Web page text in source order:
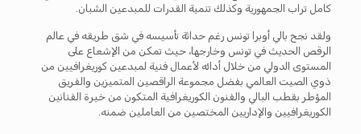
كامل تراب الجمهورية وكذلك تنمية القدرات للمبدعين الشبان.
ولقد نجح بالي أوبرا تونس رغم حداثة تأسيسه في شق طريقه في عالم
الرقص الحديث في تونس وخارجها، حيث تمكن من الإشعاع على
المستوى الدولي من خلال أدائه لأعمال فنية لمبدعين كوريغرافيين من
ذوي الصيت العالمي بفضل مجموعة الراقصين المتميزين والفريق
المؤطر بقطب البالي والفنون الكوريغرافية المتكون من خيرة الفنانين
الكوريغرافيين والإداريين المختصين من العاملين ضمنه.